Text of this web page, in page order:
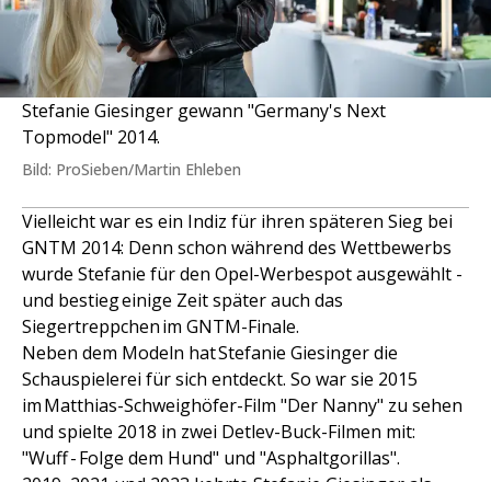
Stefanie Giesinger gewann "Germany's Next
Topmodel" 2014.
Bild: ProSieben/Martin Ehleben
Vielleicht war es ein Indiz für ihren späteren Sieg bei
GNTM 2014: Denn schon während des Wettbewerbs
wurde Stefanie für den Opel-Werbespot ausgewählt -
und bestieg einige Zeit später auch das
Siegertreppchen im GNTM-Finale.
Neben dem Modeln hat Stefanie Giesinger die
Schauspielerei für sich entdeckt. So war sie 2015
im Matthias-Schweighöfer-Film "Der Nanny" zu sehen
und spielte 2018 in zwei Detlev-Buck-Filmen mit:
"Wuff - Folge dem Hund" und "Asphaltgorillas".